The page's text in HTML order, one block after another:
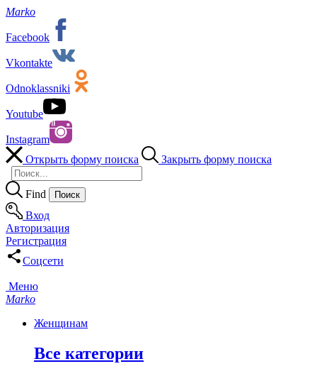
Marko
Facebook
Vkontakte
Odnoklassniki
Youtube
Instagram
Открыть форму поиска
Закрыть форму поиска
Find
Вход
Авторизация
Регистрация
Соцсети
Меню
Marko
Женщинам
Все категории